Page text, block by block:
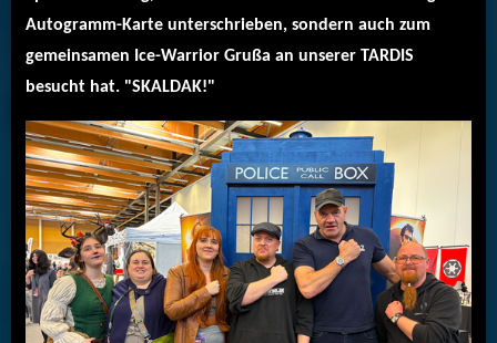
Autogramm-Karte unterschrieben, sondern auch zum
gemeinsamen Ice-Warrior Grußa an unserer TARDIS
besucht hat. "SKALDAK!"